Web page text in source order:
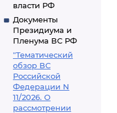
власти РФ
Документы
Президиума и
Пленума ВС РФ
"Тематический
обзор ВС
Российской
Федерации N
11/2026. О
рассмотрении